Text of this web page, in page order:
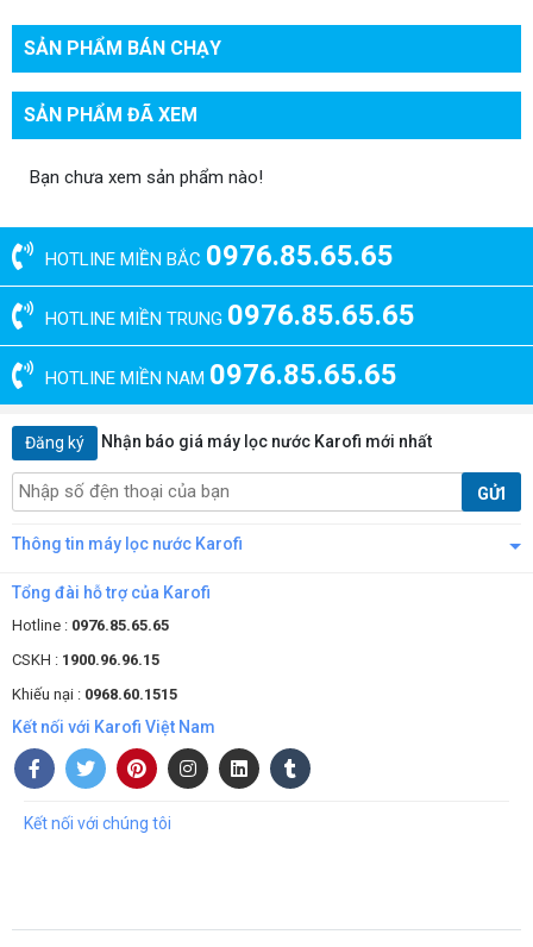
SẢN PHẨM BÁN CHẠY
SẢN PHẨM ĐÃ XEM
Bạn chưa xem sản phẩm nào!
HOTLINE MIỀN BẮC 0976.85.65.65
HOTLINE MIỀN TRUNG 0976.85.65.65
HOTLINE MIỀN NAM 0976.85.65.65
Đăng ký Nhận báo giá máy lọc nước Karofi mới nhất
GỬI
Thông tin máy lọc nước Karofi
Tổng đài hỗ trợ của Karofi
Hotline : 0976.85.65.65
CSKH : 1900.96.96.15
Khiếu nại : 0968.60.1515
Kết nối với Karofi Việt Nam
Kết nối với chúng tôi